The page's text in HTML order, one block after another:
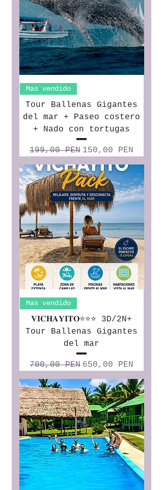
Mas vendido
Tour Ballenas Gigantes
del mar + Paseo costero
+ Nado con tortugas
Precio
199,00 PEN Precio de oferta
150,00 PEN
Mas vendido
𝐕𝐈𝐂𝐇𝐀𝐘𝐈𝐓𝐎⭐⭐⭐ 3D/2N+
Tour Ballenas Gigantes
del mar
Precio
700,00 PEN Precio de oferta
650,00 PEN